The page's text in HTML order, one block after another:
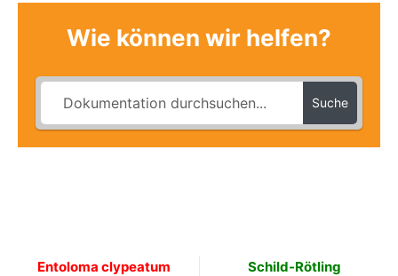
Wie können wir helfen?
Suche
Entoloma clypeatum Schild-Rötling